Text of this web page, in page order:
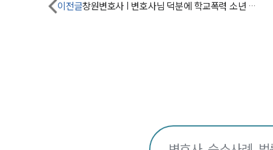
이전글 창원변호사 | 변호사님 덕분에 학교폭력 소년 재판, 재판 전 종결되었습니다.